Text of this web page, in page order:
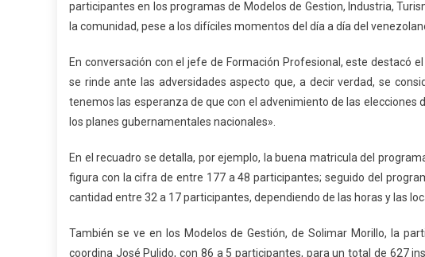
participantes en los programas de Modelos de Gestion, Industria,
la comunidad, pese a los difíciles momentos del día a día del
En conversación con el jefe de Formación Profesional, este destacó
se rinde ante las adversidades aspecto que, a decir verdad, se
tenemos las esperanza de que con el advenimiento de las
los planes gubernamentales nacionales».
En el recuadro se detalla, por ejemplo, la buena matricula del
figura con la cifra de entre 177 a 48 participantes; seguido del
cantidad entre 32 a 17 participantes, dependiendo de las horas y las
También se ve en los Modelos de Gestión, de Solimar Morillo, la
coordina José Pulido, con 86 a 5 participantes, para un total de 627